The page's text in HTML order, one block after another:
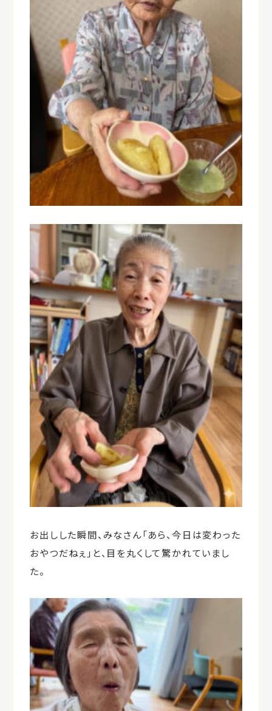
お出しした瞬間、みなさん「あら、今日は変わった
おやつだねぇ」と、目を丸くして驚かれていまし
た。